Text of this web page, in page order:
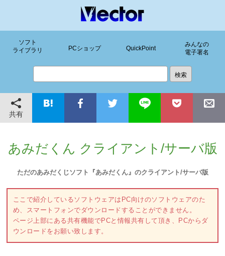
ソフト
ライブラリ
PCショップ QuickPoint
みんなの
電子署名
共有
あみだくん クライアント/サーバ版
ただのあみだくじソフト『あみだくん』のクライアント/サーバ版
ここで紹介しているソフトウェアはPC向けのソフトウェアのた
め、スマートフォンでダウンロードすることができません。
ページ上部にある共有機能でPCと情報共有して頂き、PCからダ
ウンロードをお願い致します。